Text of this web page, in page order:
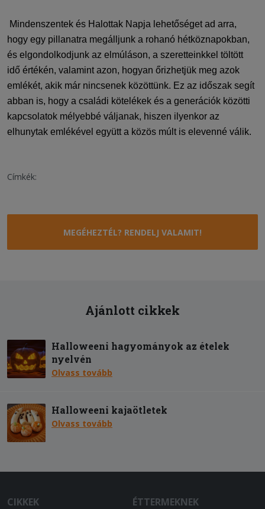
Mindenszentek és Halottak Napja lehetőséget ad arra,
hogy egy pillanatra megálljunk a rohanó hétköznapokban,
és elgondolkodjunk az elmúláson, a szeretteinkkel töltött
idő értékén, valamint azon, hogyan őrizhetjük meg azok
emlékét, akik már nincsenek közöttünk. Ez az időszak segít
abban is, hogy a családi kötelékek és a generációk közötti
kapcsolatok mélyebbé váljanak, hiszen ilyenkor az
elhunytak emlékével együtt a közös múlt is elevenné válik.
Címkék:
MEGÉHEZTÉL? RENDELJ VALAMIT!
Ajánlott cikkek
Halloweeni hagyományok az ételek
nyelvén
Olvass tovább
Halloweeni kajaötletek
Olvass tovább
CIKKEK
ÉTTERMEKNEK